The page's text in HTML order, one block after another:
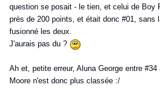
question se posait - le tien, et celui de Boy
près de 200 points, et était donc #01, sans
fusionné les deux.
J'aurais pas du ?
Ah et, petite erreur, Aluna George entre
Moore n'est donc plus classée :/